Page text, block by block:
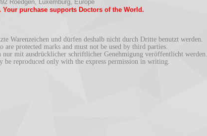
Roedgen, Luxemburg, Europe
Your purchase supports Doctors of the World.
Warenzeichen und dürfen deshalb nicht durch Dritte benutzt werden.
protected marks and must not be used by third parties.
mit ausdrücklicher schriftlicher Genehmigung veröffentlicht werden.
reproduced only with the express permission in writing.